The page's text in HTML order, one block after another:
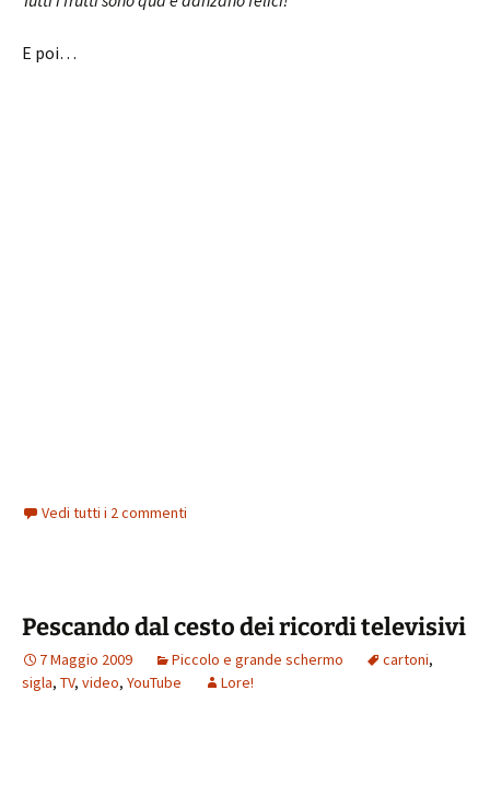
E poi…
Vedi tutti i 2 commenti
Pescando dal cesto dei ricordi televisivi
7 Maggio 2009 Piccolo e grande schermo cartoni,
sigla, TV, video, YouTube Lore!